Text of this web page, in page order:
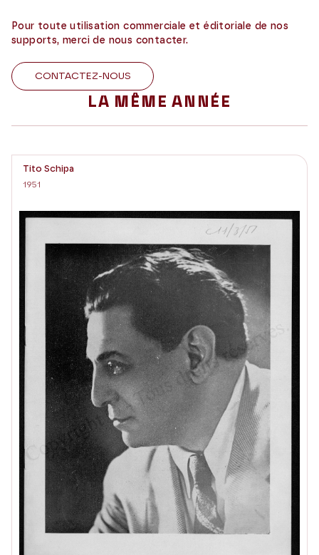
Pour toute utilisation commerciale et éditoriale de nos
supports, merci de nous contacter.
CONTACTEZ-NOUS
LA MÊME ANNÉE
Tito Schipa
1951